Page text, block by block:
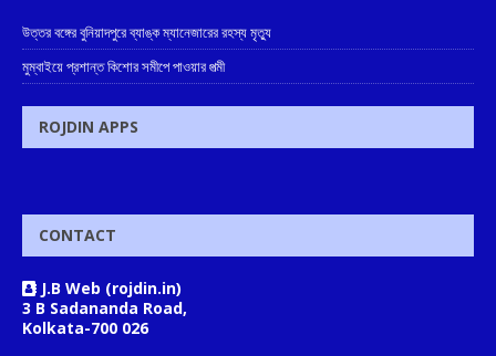
উত্তর বঙ্গের বুনিয়াদপুরে ব্যাঙ্ক ম্যানেজারের রহস্য মৃত্যু
মুম্বাইয়ে প্রশান্ত কিশোর সমীপে পাওয়ার পত্মী
ROJDIN APPS
CONTACT
J.B Web (rojdin.in)
3 B Sadananda Road,
Kolkata-700 026